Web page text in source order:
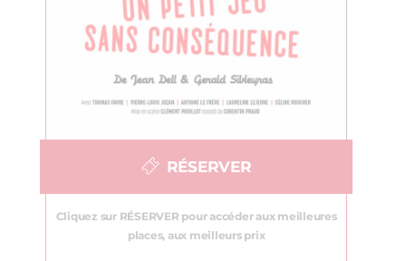
RÉSERVER
Cliquez sur RÉSERVER pour accéder aux meilleures
places, aux meilleurs prix